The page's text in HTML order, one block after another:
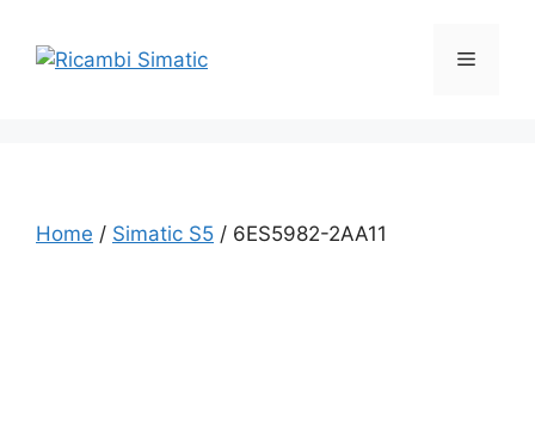
contenuto
Menu
Home / Simatic S5 / 6ES5982-2AA11